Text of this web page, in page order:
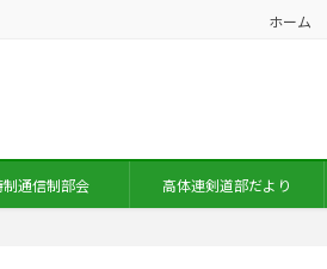
ホーム
制通信制部会 高体連剣道部だより